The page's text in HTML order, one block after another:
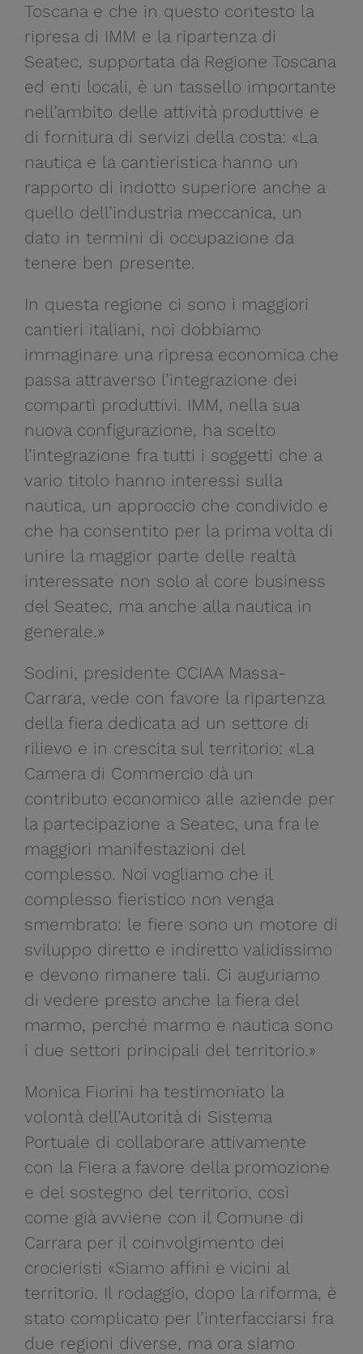
Toscana e che in questo contesto la
ripresa di IMM e la ripartenza di
Seatec, supportata da Regione Toscana
ed enti locali, è un tassello importante
nell’ambito delle attività produttive e
di fornitura di servizi della costa: «La
nautica e la cantieristica hanno un
rapporto di indotto superiore anche a
quello dell’industria meccanica, un
dato in termini di occupazione da
tenere ben presente.
In questa regione ci sono i maggiori
cantieri italiani, noi dobbiamo
immaginare una ripresa economica che
passa attraverso l’integrazione dei
comparti produttivi. IMM, nella sua
nuova configurazione, ha scelto
l’integrazione fra tutti i soggetti che a
vario titolo hanno interessi sulla
nautica, un approccio che condivido e
che ha consentito per la prima volta di
unire la maggior parte delle realtà
interessate non solo al core business
del Seatec, ma anche alla nautica in
generale.»
Sodini, presidente CCIAA Massa-
Carrara, vede con favore la ripartenza
della fiera dedicata ad un settore di
rilievo e in crescita sul territorio: «La
Camera di Commercio dà un
contributo economico alle aziende per
la partecipazione a Seatec, una fra le
maggiori manifestazioni del
complesso. Noi vogliamo che il
complesso fieristico non venga
smembrato: le fiere sono un motore di
sviluppo diretto e indiretto validissimo
e devono rimanere tali. Ci auguriamo
di vedere presto anche la fiera del
marmo, perché marmo e nautica sono
i due settori principali del territorio.»
Monica Fiorini ha testimoniato la
volontà dell’Autorità di Sistema
Portuale di collaborare attivamente
con la Fiera a favore della promozione
e del sostegno del territorio, così
come già avviene con il Comune di
Carrara per il coinvolgimento dei
crocieristi «Siamo affini e vicini al
territorio. Il rodaggio, dopo la riforma, è
stato complicato per l’interfacciarsi fra
due regioni diverse, ma ora siamo